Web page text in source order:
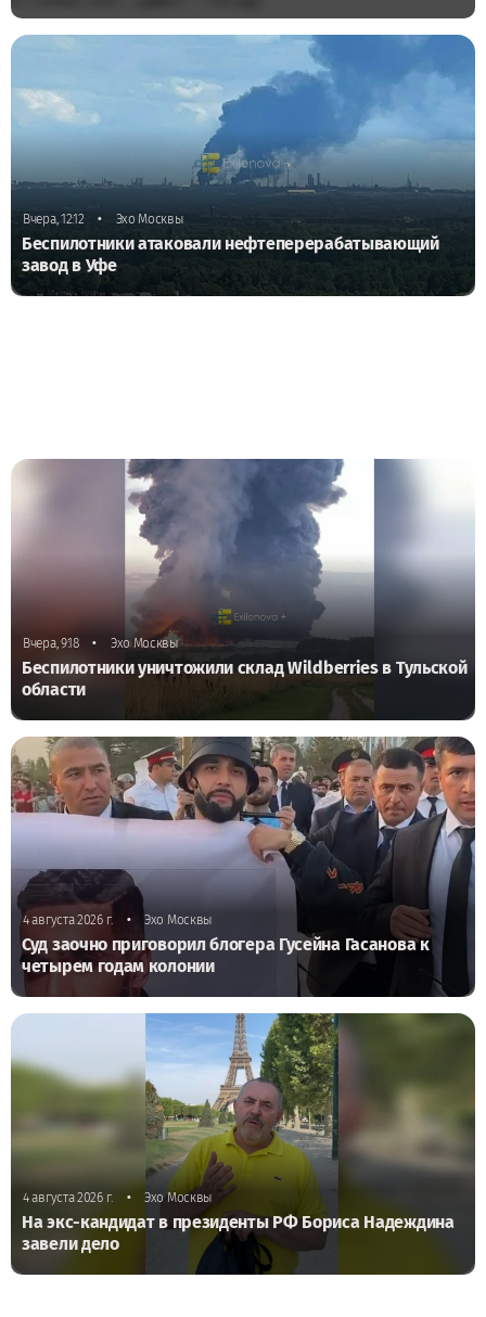
Вчера, 12:12 • Эхо Москвы
Беспилотники атаковали нефтеперерабатывающий
завод в Уфе
Вчера, 9:18 • Эхо Москвы
Беспилотники уничтожили склад Wildberries в Тульской
области
4 августа 2026 г. • Эхо Москвы
Суд заочно приговорил блогера Гусейна Гасанова к
четырем годам колонии
4 августа 2026 г. • Эхо Москвы
На экс-кандидат в президенты РФ Бориса Надеждина
завели дело